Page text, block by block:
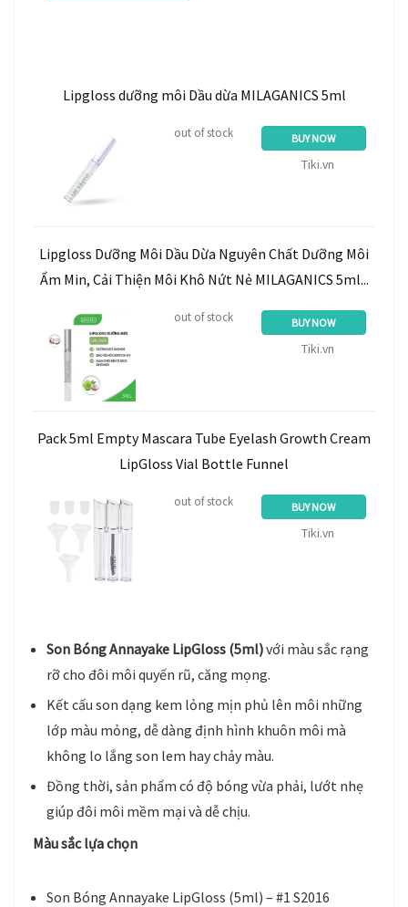
Lipgloss dưỡng môi Dầu dừa MILAGANICS 5ml
out of stock BUY NOW
Tiki.vn
Lipgloss Dưỡng Môi Dầu Dừa Nguyên Chất Dưỡng Môi
Ẩm Min, Cải Thiện Môi Khô Nứt Nẻ MILAGANICS 5ml...
out of stock BUY NOW
Tiki.vn
Pack 5ml Empty Mascara Tube Eyelash Growth Cream
LipGloss Vial Bottle Funnel
out of stock BUY NOW
Tiki.vn
Son Bóng Annayake LipGloss (5ml)với màu sắc rạng
rỡ cho đôi môi quyến rũ, căng mọng.
Kết cấu son dạng kem lỏng mịn phủ lên môi những
lớp màu mỏng, dễ dàng định hình khuôn môi mà
không lo lắng son lem hay chảy màu.
Đồng thời, sản phẩm có độ bóng vừa phải, lướt nhẹ
giúp đôi môi mềm mại và dễ chịu.
Màu sắc lựa chọn
Son Bóng Annayake LipGloss (5ml) – #1 S2016